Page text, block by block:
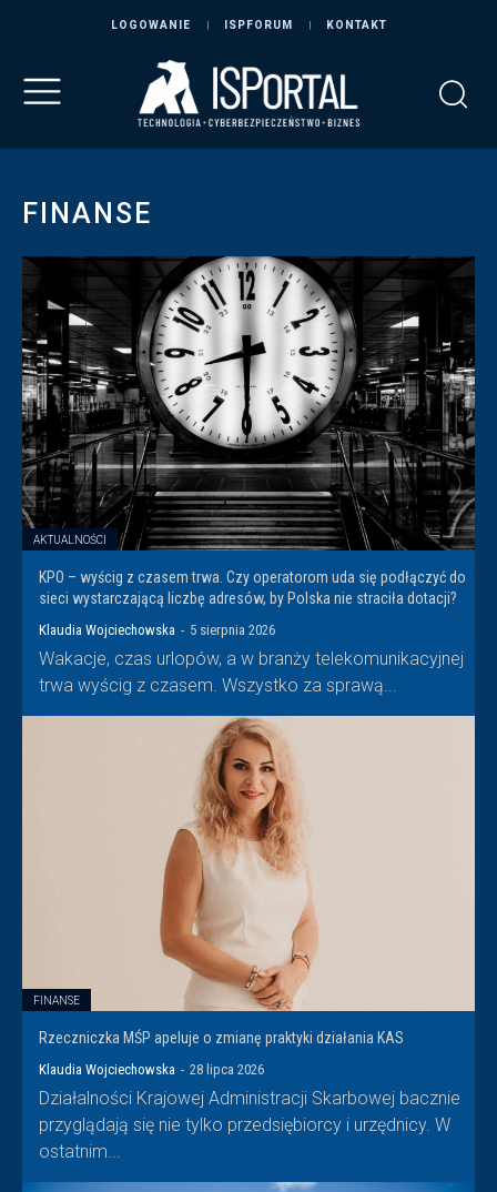
LOGOWANIE ISPFORUM KONTAKT
FINANSE
AKTUALNOŚCI
KPO – wyścig z czasem trwa. Czy operatorom uda się podłączyć do
sieci wystarczającą liczbę adresów, by Polska nie straciła dotacji?
Klaudia Wojciechowska - 5 sierpnia 2026
Wakacje, czas urlopów, a w branży telekomunikacyjnej
trwa wyścig z czasem. Wszystko za sprawą...
FINANSE
Rzeczniczka MŚP apeluje o zmianę praktyki działania KAS
Klaudia Wojciechowska - 28 lipca 2026
Działalności Krajowej Administracji Skarbowej bacznie
przyglądają się nie tylko przedsiębiorcy i urzędnicy. W
ostatnim...